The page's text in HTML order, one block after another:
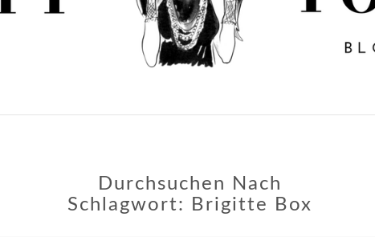
YOU
Durchsuchen Nach
Schlagwort:
Brigitte Box